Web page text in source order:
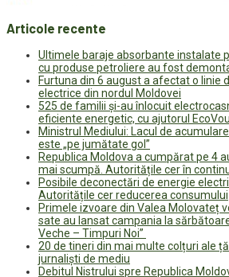
Articole recente
Ultimele baraje absorbante instalate
cu produse petroliere au fost
Furtuna din 6 august a afectat o linie
electrice din nordul Moldovei
525 de familii și-au înlocuit
eficiente energetic, cu ajutorul
Ministrul Mediului: Lacul de
este „pe jumătate gol”
Republica Moldova a cumpărat pe 4
mai scumpă. Autoritățile cer în
Posibile deconectări de energie
Autoritățile cer reducerea consumului
Primele izvoare din Valea Molovateț
sate au lansat campania la
Veche – Timpuri Noi”
20 de tineri din mai multe colțuri ale
jurnaliști de mediu
Debitul Nistrului spre Republica